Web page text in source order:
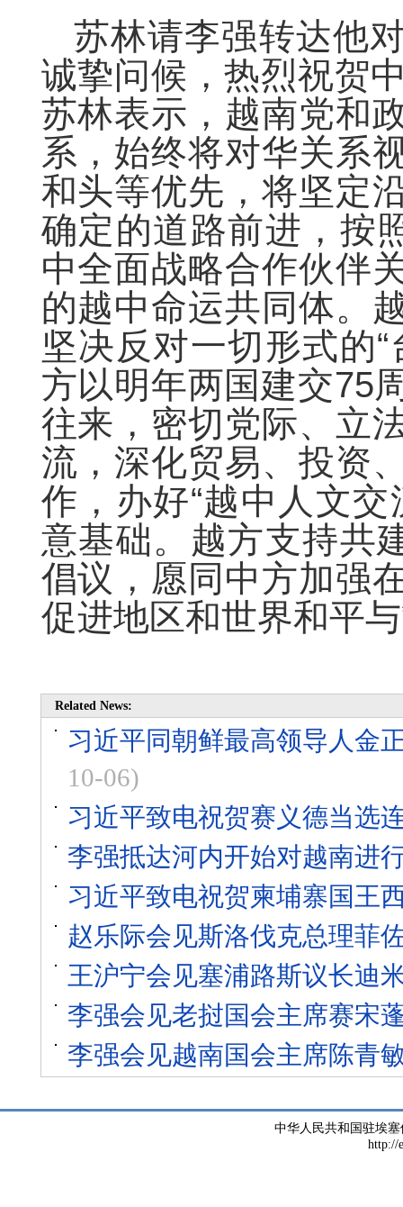
苏林请李强转达他
诚挚问候，热烈祝贺
苏林表示，越南党和
系，始终将对华关系
和头等优先，将坚定
确定的道路前进，按
中全面战略合作伙伴
的越中命运共同体。
坚决反对一切形式的
方以明年两国建交75
往来，密切党际、立
流，深化贸易、投资
作，办好“越中人文
意基础。越方支持共
倡议，愿同中方加强
促进地区和世界和平
Related News:
习近平同朝鲜最高领导人金
10-06)
习近平致电祝贺赛义德当选
李强抵达河内开始对越南进
习近平致电祝贺柬埔寨国王
赵乐际会见斯洛伐克总理菲
王沪宁会见塞浦路斯议长迪
李强会见老挝国会主席赛宋
李强会见越南国会主席陈青
中华人民共和国驻埃
http://